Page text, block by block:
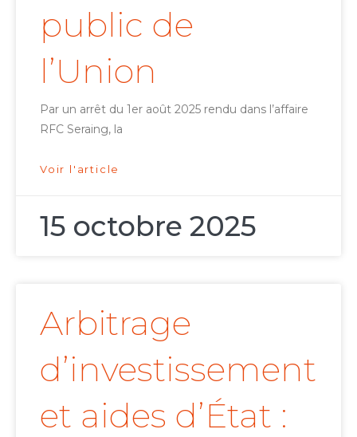
public de
l’Union
Par un arrêt du 1er août 2025 rendu dans l’affaire
RFC Seraing, la
Voir l'article
15 octobre 2025
Arbitrage
d’investissement
et aides d’État :